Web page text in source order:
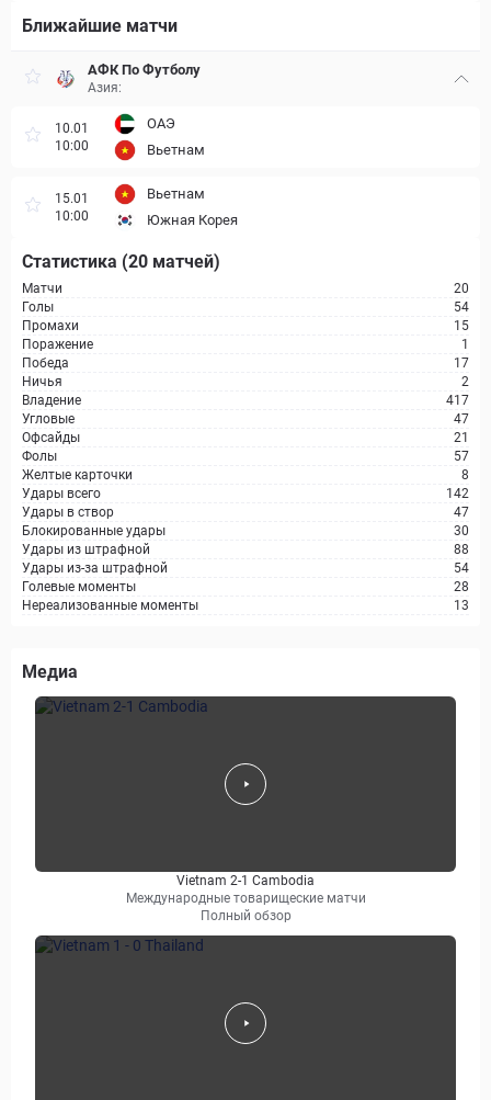
Ближайшие матчи
Азия:
АФК По Футболу
10.01
10:00
ОАЭ
Вьетнам
15.01
10:00
Вьетнам
Южная Корея
Статистика (20 матчей)
Матчи
20
Голы
54
Промахи
15
Поражение
1
Победа
17
Ничья
2
Владение
417
Угловые
47
Офсайды
21
Фолы
57
Желтые карточки
8
Удары всего
142
Удары в створ
47
Блокированные удары
30
Удары из штрафной
88
Удары из-за штрафной
54
Голевые моменты
28
Нереализованные моменты
13
Медиа
Vietnam 2-1 Cambodia
Международные товарищеские матчи
Полный обзор